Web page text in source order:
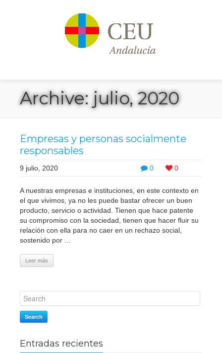
Archive: julio, 2020
Empresas y personas socialmente
responsables
0 0
9 julio, 2020
A nuestras empresas e instituciones, en este contexto en
el que vivimos, ya no les puede bastar ofrecer un buen
producto, servicio o actividad. Tienen que hace patente
su compromiso con la sociedad, tienen que hacer fluir su
relación con ella para no caer en un rechazo social,
sostenido por ...
Leer más
Search
Entradas recientes